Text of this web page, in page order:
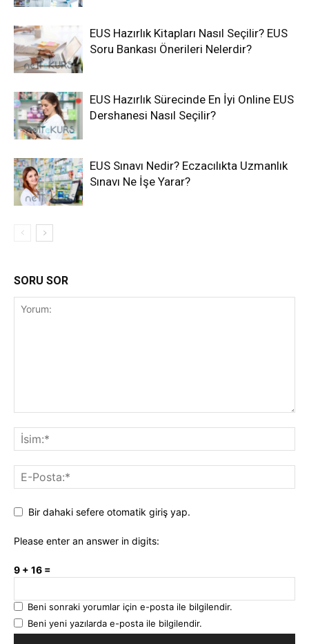
EUS Hazırlık Kitapları Nasıl Seçilir? EUS
Soru Bankası Önerileri Nelerdir?
EUS Hazırlık Sürecinde En İyi Online EUS
Dershanesi Nasıl Seçilir?
EUS Sınavı Nedir? Eczacılıkta Uzmanlık
Sınavı Ne İşe Yarar?
SORU SOR
Bir dahaki sefere otomatik giriş yap.
Please enter an answer in digits:
9 + 16 =
Beni sonraki yorumlar için e-posta ile bilgilendir.
Beni yeni yazılarda e-posta ile bilgilendir.